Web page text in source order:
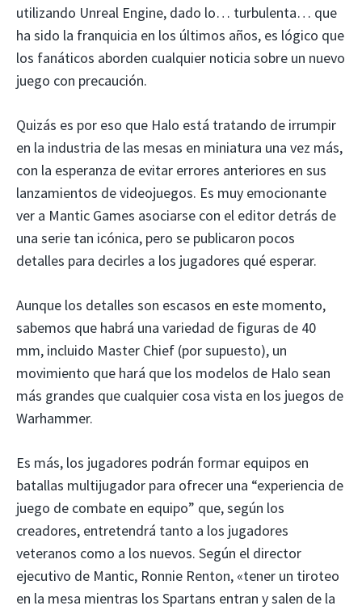
utilizando Unreal Engine, dado lo… turbulenta… que
ha sido la franquicia en los últimos años, es lógico que
los fanáticos aborden cualquier noticia sobre un nuevo
juego con precaución.
Quizás es por eso que Halo está tratando de irrumpir
en la industria de las mesas en miniatura una vez más,
con la esperanza de evitar errores anteriores en sus
lanzamientos de videojuegos. Es muy emocionante
ver a Mantic Games asociarse con el editor detrás de
una serie tan icónica, pero se publicaron pocos
detalles para decirles a los jugadores qué esperar.
Aunque los detalles son escasos en este momento,
sabemos que habrá una variedad de figuras de 40
mm, incluido Master Chief (por supuesto), un
movimiento que hará que los modelos de Halo sean
más grandes que cualquier cosa vista en los juegos de
Warhammer.
Es más, los jugadores podrán formar equipos en
batallas multijugador para ofrecer una “experiencia de
juego de combate en equipo” que, según los
creadores, entretendrá tanto a los jugadores
veteranos como a los nuevos. Según el director
ejecutivo de Mantic, Ronnie Renton, «tener un tiroteo
en la mesa mientras los Spartans entran y salen de la